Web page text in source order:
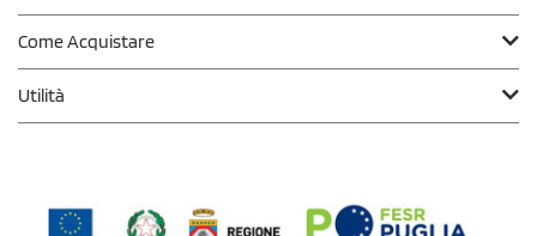
Come Acquistare
Utilità